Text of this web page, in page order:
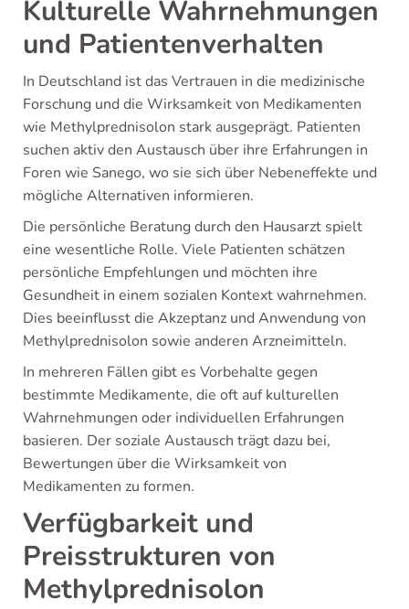
Kulturelle Wahrnehmungen
und Patientenverhalten
In Deutschland ist das Vertrauen in die medizinische
Forschung und die Wirksamkeit von Medikamenten
wie Methylprednisolon stark ausgeprägt. Patienten
suchen aktiv den Austausch über ihre Erfahrungen in
Foren wie Sanego, wo sie sich über Nebeneffekte und
mögliche Alternativen informieren.
Die persönliche Beratung durch den Hausarzt spielt
eine wesentliche Rolle. Viele Patienten schätzen
persönliche Empfehlungen und möchten ihre
Gesundheit in einem sozialen Kontext wahrnehmen.
Dies beeinflusst die Akzeptanz und Anwendung von
Methylprednisolon sowie anderen Arzneimitteln.
In mehreren Fällen gibt es Vorbehalte gegen
bestimmte Medikamente, die oft auf kulturellen
Wahrnehmungen oder individuellen Erfahrungen
basieren. Der soziale Austausch trägt dazu bei,
Bewertungen über die Wirksamkeit von
Medikamenten zu formen.
Verfügbarkeit und
Preisstrukturen von
Methylprednisolon